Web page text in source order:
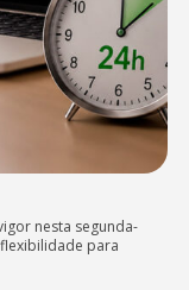
nesta segunda-
para